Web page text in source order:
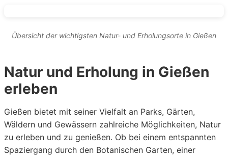
Übersicht der wichtigsten Natur- und Erholungsorte in Gießen
Natur und Erholung in Gießen
erleben
Gießen bietet mit seiner Vielfalt an Parks, Gärten,
Wäldern und Gewässern zahlreiche Möglichkeiten, Natur
zu erleben und zu genießen. Ob bei einem entspannten
Spaziergang durch den Botanischen Garten, einer